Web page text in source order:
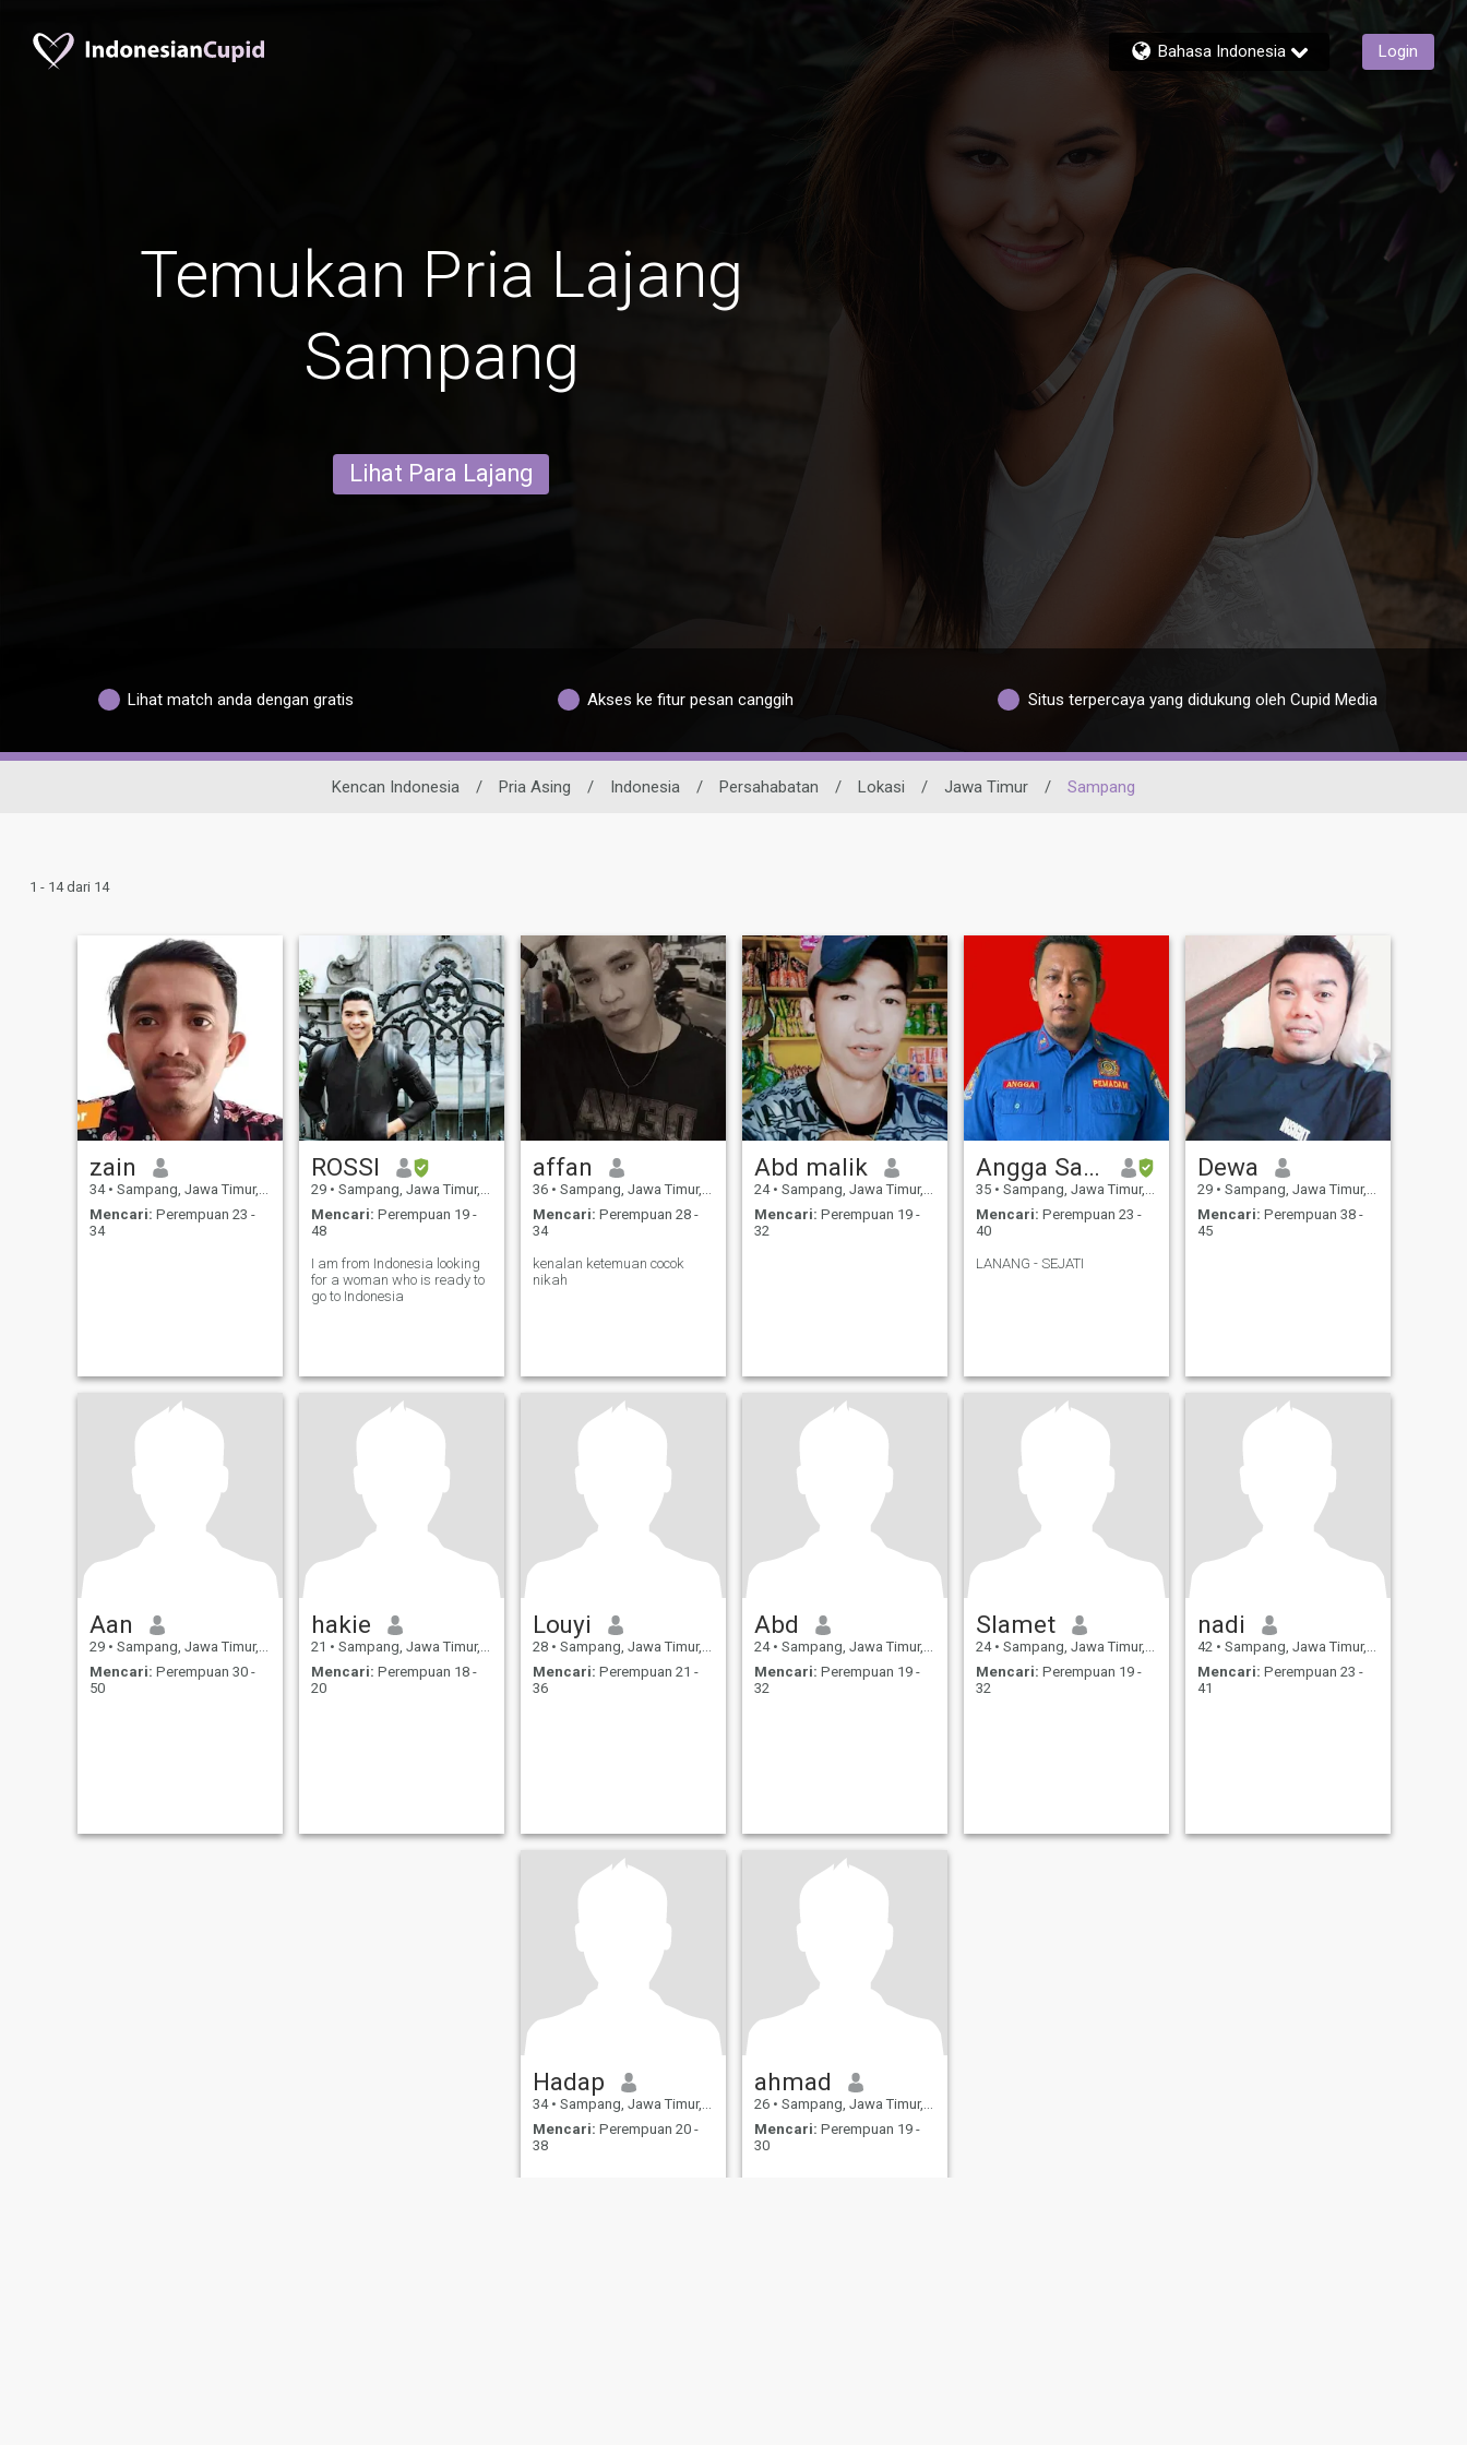
Bahasa Indonesia Login
Temukan Pria Lajang
Sampang
Lihat Para Lajang
Lihat match anda dengan gratis Akses ke fitur pesan canggih Situs terpercaya yang didukung oleh Cupid Media
Kencan Indonesia / Pria Asing / Indonesia / Persahabatan / Lokasi / Jawa Timur / Sampang
1 - 14 dari 14
zain
34 • Sampang, Jawa Timur, Indonesia
Mencari: Perempuan 23 -
34
ROSSI
29 • Sampang, Jawa Timur, Indonesia
Mencari: Perempuan 19 -
48
I am from Indonesia looking
for a woman who is ready to
go to Indonesia
affan
36 • Sampang, Jawa Timur, Indonesia
Mencari: Perempuan 28 -
34
kenalan ketemuan cocok
nikah
Abd malik
24 • Sampang, Jawa Timur, Indonesia
Mencari: Perempuan 19 -
32
Angga Saputra
35 • Sampang, Jawa Timur, Indonesia
Mencari: Perempuan 23 -
40
LANANG - SEJATI
Dewa
29 • Sampang, Jawa Timur, Indonesia
Mencari: Perempuan 38 -
45
Aan
29 • Sampang, Jawa Timur, Indonesia
Mencari: Perempuan 30 -
50
hakie
21 • Sampang, Jawa Timur, Indonesia
Mencari: Perempuan 18 -
20
Louyi
28 • Sampang, Jawa Timur, Indonesia
Mencari: Perempuan 21 -
36
Abd
24 • Sampang, Jawa Timur, Indonesia
Mencari: Perempuan 19 -
32
Slamet
24 • Sampang, Jawa Timur, Indonesia
Mencari: Perempuan 19 -
32
nadi
42 • Sampang, Jawa Timur, Indonesia
Mencari: Perempuan 23 -
41
Hadap
34 • Sampang, Jawa Timur, Indonesia
Mencari: Perempuan 20 -
38
ahmad
26 • Sampang, Jawa Timur, Indonesia
Mencari: Perempuan 19 -
30